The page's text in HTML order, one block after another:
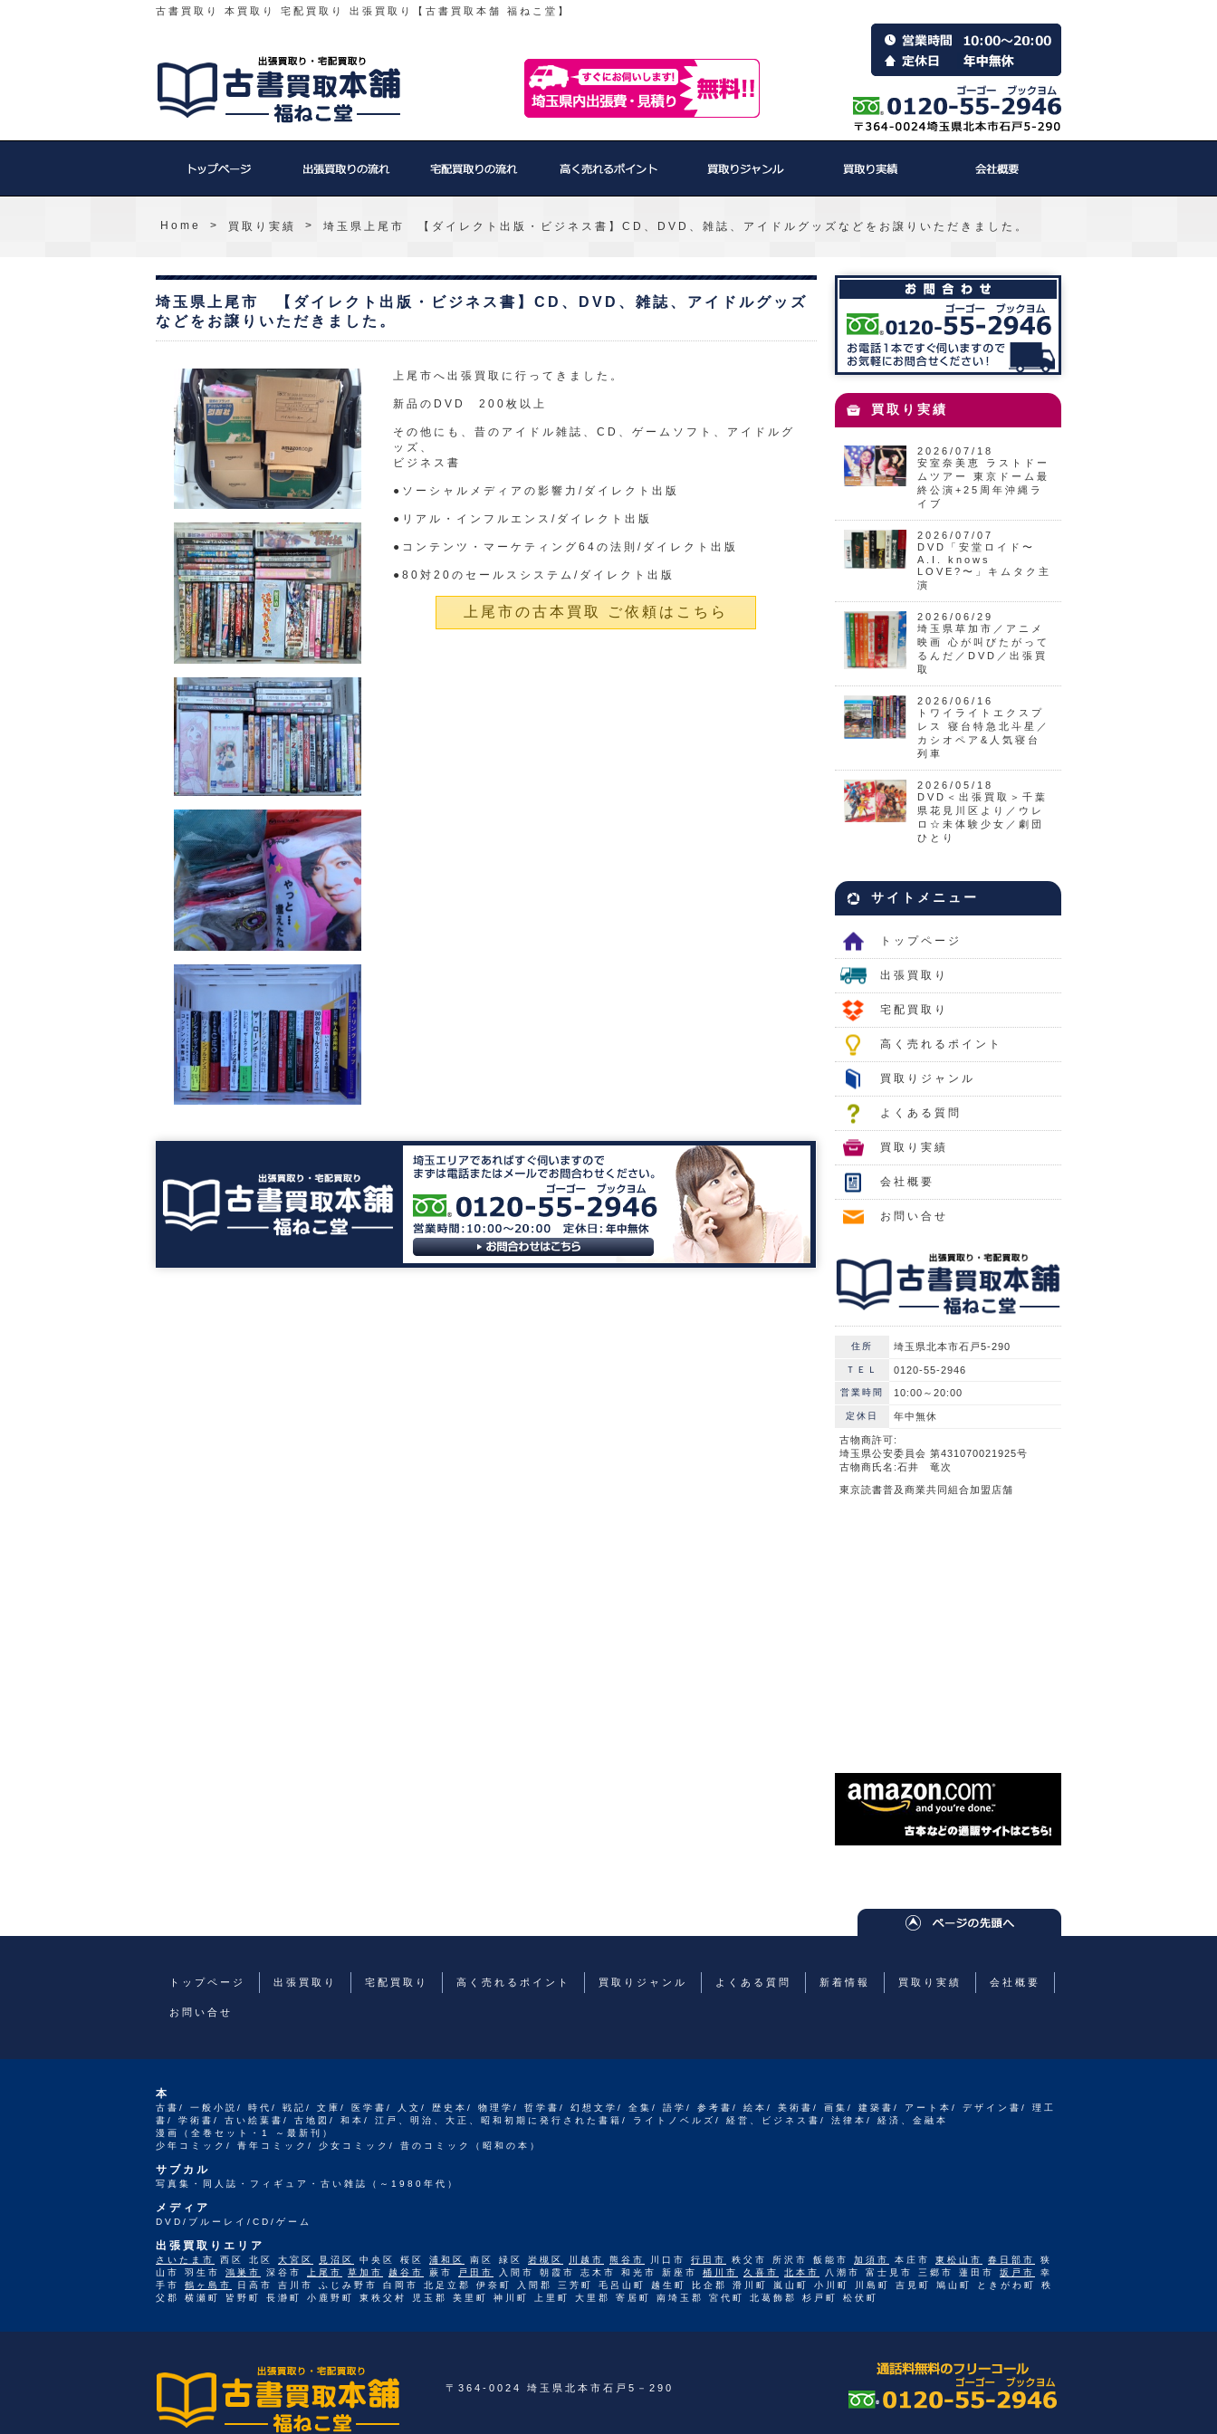
古書買取り 本買取り 宅配買取り 出張買取り【古書買取本舗 福ねこ堂】
Home > 買取り実績 > 埼玉県上尾市 【ダイレクト出版・ビジネス書】CD、DVD、雑誌、アイドルグッズなどをお譲りいただきました。
埼玉県上尾市 【ダイレクト出版・ビジネス書】CD、DVD、雑誌、アイドルグッズ
などをお譲りいただきました。
上尾市へ出張買取に行ってきました。
新品のDVD 200枚以上
その他にも、昔のアイドル雑誌、CD、ゲームソフト、アイドルグ
ッズ、
ビジネス書
●ソーシャルメディアの影響力/ダイレクト出版
●リアル・インフルエンス/ダイレクト出版
●コンテンツ・マーケティング64の法則/ダイレクト出版
●80対20のセールスシステム/ダイレクト出版
上尾市の古本買取 ご依頼はこちら
買取り実績
2026/07/18
安室奈美恵 ラストドー
ムツアー 東京ドーム最
終公演+25周年沖縄ラ
イブ
2026/07/07
DVD「安堂ロイド〜
A.I. knows
LOVE?〜」キムタク主
演
2026/06/29
埼玉県草加市／アニメ
映画 心が叫びたがって
るんだ／DVD／出張買
取
2026/06/16
トワイライトエクスプ
レス 寝台特急北斗星／
カシオペア&人気寝台
列車
2026/05/18
DVD＜出張買取＞千葉
県花見川区より／ウレ
ロ☆未体験少女／劇団
ひとり
サイトメニュー
トップページ
出張買取り
宅配買取り
高く売れるポイント
買取りジャンル
よくある質問
買取り実績
会社概要
お問い合せ
住所 埼玉県北本市石戸5-290
ＴＥＬ 0120-55-2946
営業時間 10:00～20:00
定休日 年中無休
古物商許可:
埼玉県公安委員会 第431070021925号
古物商氏名:石井 竜次
東京読書普及商業共同組合加盟店舗
トップページ 出張買取り 宅配買取り 高く売れるポイント 買取りジャンル よくある質問 新着情報 買取り実績 会社概要
お問い合せ
本
古書/ 一般小説/ 時代/ 戦記/ 文庫/ 医学書/ 人文/ 歴史本/ 物理学/ 哲学書/ 幻想文学/ 全集/ 語学/ 参考書/ 絵本/ 美術書/ 画集/ 建築書/ アート本/ デザイン書/ 理工
書/ 学術書/ 古い絵葉書/ 古地図/ 和本/ 江戸、明治、大正、昭和初期に発行された書籍/ ライトノベルズ/ 経営、ビジネス書/ 法律本/ 経済、金融本
漫画（全巻セット・1 ～最新刊）
少年コミック/ 青年コミック/ 少女コミック/ 昔のコミック（昭和の本）
サブカル
写真集・同人誌・フィギュア・古い雑誌（～1980年代）
メディア
DVD/ブルーレイ/CD/ゲーム
出張買取りエリア
さいたま市 西区 北区 大宮区 見沼区 中央区 桜区 浦和区 南区 緑区 岩槻区 川越市 熊谷市 川口市 行田市 秩父市 所沢市 飯能市 加須市 本庄市 東松山市 春日部市
狭
山市 羽生市 鴻巣市 深谷市 上尾市 草加市 越谷市 蕨市 戸田市 入間市 朝霞市 志木市 和光市 新座市 桶川市 久喜市 北本市 八潮市 富士見市 三郷市 蓮田市 坂戸市
幸
手市 鶴ヶ島市
日高市 吉川市 ふじみ野市 白岡市 北足立郡 伊奈町 入間郡 三芳町 毛呂山町 越生町 比企郡 滑川町 嵐山町 小川町 川島町 吉見町 鳩山町 ときがわ町 秩
父郡 横瀬町 皆野町 長瀞町 小鹿野町 東秩父村 児玉郡 美里町 神川町 上里町 大里郡 寄居町 南埼玉郡 宮代町 北葛飾郡 杉戸町 松伏町
〒364-0024 埼玉県北本市石戸5－290